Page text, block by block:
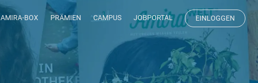
AMIRA-BOX PRÄMIEN CAMPUS JOBPORTAL EINLOGGEN